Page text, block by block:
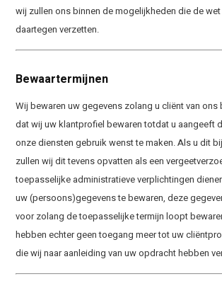
wij zullen ons binnen de mogelijkheden die de
daartegen verzetten.
Bewaartermijnen
Wij bewaren uw gegevens zolang u cliënt van ons
dat wij uw klantprofiel bewaren totdat u aangeeft
onze diensten gebruik wenst te maken. Als u dit
zullen wij dit tevens opvatten als een
toepasselijke administratieve verplichtingen
uw (persoons)gegevens te bewaren, deze
voor zolang de toepasselijke termijn loopt
hebben echter geen toegang meer tot uw
die wij naar aanleiding van uw opdracht hebben